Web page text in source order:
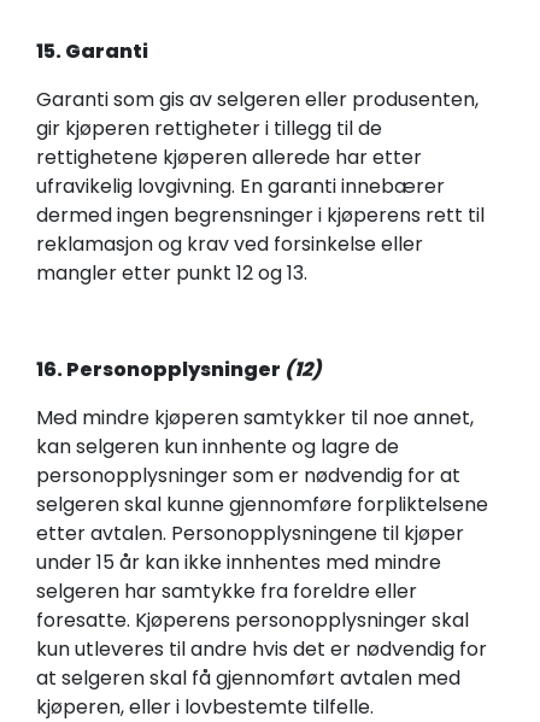
15. Garanti
Garanti som gis av selgeren eller produsenten,
gir kjøperen rettigheter i tillegg til de
rettighetene kjøperen allerede har etter
ufravikelig lovgivning. En garanti innebærer
dermed ingen begrensninger i kjøperens rett til
reklamasjon og krav ved forsinkelse eller
mangler etter punkt 12 og 13.
16. Personopplysninger (12)
Med mindre kjøperen samtykker til noe annet,
kan selgeren kun innhente og lagre de
personopplysninger som er nødvendig for at
selgeren skal kunne gjennomføre forpliktelsene
etter avtalen. Personopplysningene til kjøper
under 15 år kan ikke innhentes med mindre
selgeren har samtykke fra foreldre eller
foresatte. Kjøperens personopplysninger skal
kun utleveres til andre hvis det er nødvendig for
at selgeren skal få gjennomført avtalen med
kjøperen, eller i lovbestemte tilfelle.